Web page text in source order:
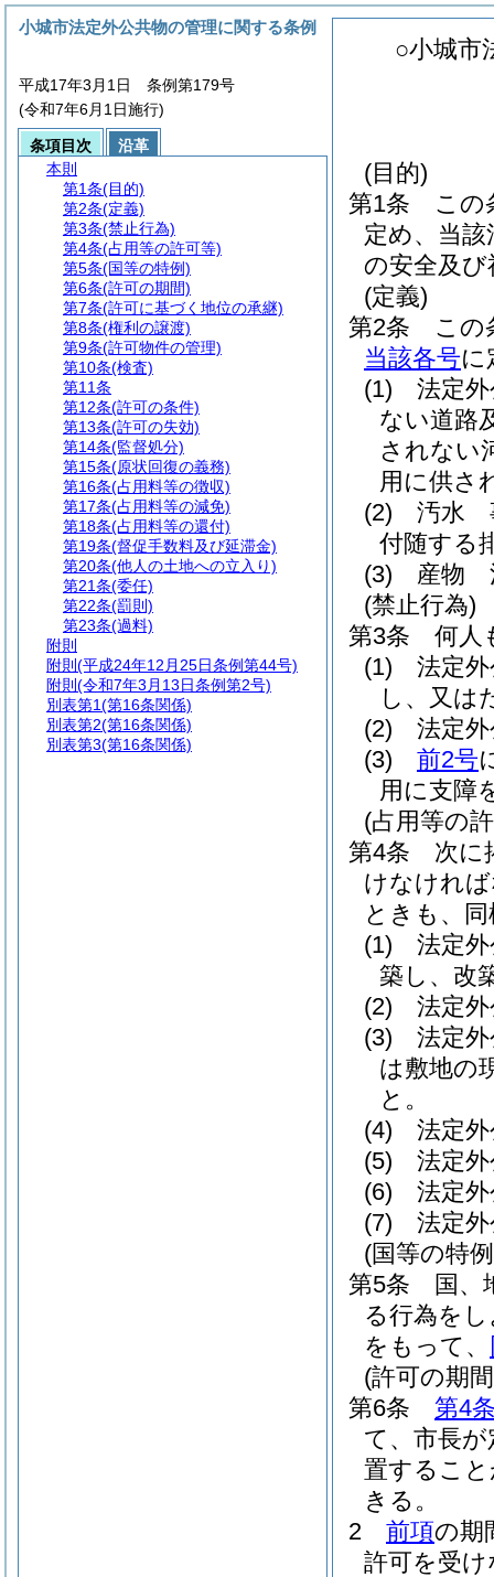
○小城市
(目的)
第1条
この
定め、当
の安全及
(定義)
第2条
この
当該各号に
(1)
法定
ない道路
されない
用に供さ
(2)
汚水
付随する
(3)
産物
(禁止行為)
第3条
何人
(1)
法定
し、又は
(2)
法定
(3)
前2号
用に支障
(占用等の
第4条
次に
けなけれ
ときも、
(1)
法定
築し、改
(2)
法定
(3)
法定
は敷地の
と。
(4)
法定
(5)
法定
(6)
法定
(7)
法定
(国等の特
第5条
国、
る行為を
をもって、
(許可の期
第6条
第4
て、市長
置するこ
きる。
2
前項の期
許可を受
小城市法定外公共物の管理に関する条例
平成17年3月1日 条例第179号
(令和7年6月1日施行)
条項目次
沿革
本則
第1条(目的)
第2条(定義)
第3条(禁止行為)
第4条(占用等の許可等)
第5条(国等の特例)
第6条(許可の期間)
第7条(許可に基づく地位の承継)
第8条(権利の譲渡)
第9条(許可物件の管理)
第10条(検査)
第11条
第12条(許可の条件)
第13条(許可の失効)
第14条(監督処分)
第15条(原状回復の義務)
第16条(占用料等の徴収)
第17条(占用料等の減免)
第18条(占用料等の還付)
第19条(督促手数料及び延滞金)
第20条(他人の土地への立入り)
第21条(委任)
第22条(罰則)
第23条(過料)
附則
附則 (平成24年12月25日条例第44号)
附則 (令和7年3月13日条例第2号)
別表第1(第16条関係)
別表第2(第16条関係)
別表第3(第16条関係)